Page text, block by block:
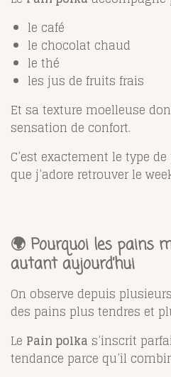
le café
le chocolat chaud
le thé
les jus de fruits frais
Et sa texture moelleuse
sensation de confort.
C’est exactement le type
que j’adore retrouver le
🌍 Pourquoi les pains
autant aujourd’hui
On observe depuis
des pains plus tendres et
Le Pain polka s’inscrit
tendance parce qu’il